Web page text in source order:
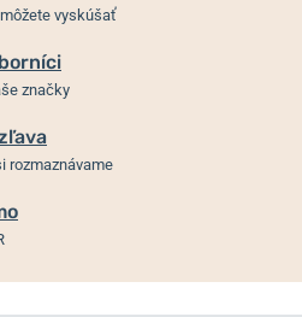
vyskúšať
značky
rozmaznávame